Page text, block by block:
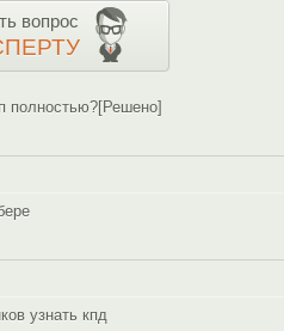
вопрос
полностью?[Решено]
узнать кпд